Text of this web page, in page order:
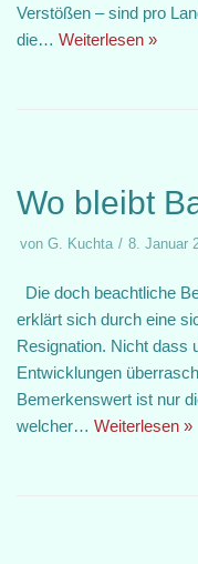
Verstößen – sind pro
die… Weiterlesen »
Wo bleibt
von G. Kuchta 8. Januar
Die doch beachtliche
erklärt sich durch eine
Resignation. Nicht dass
Entwicklungen
Bemerkenswert ist nur
welcher… Weiterlesen »